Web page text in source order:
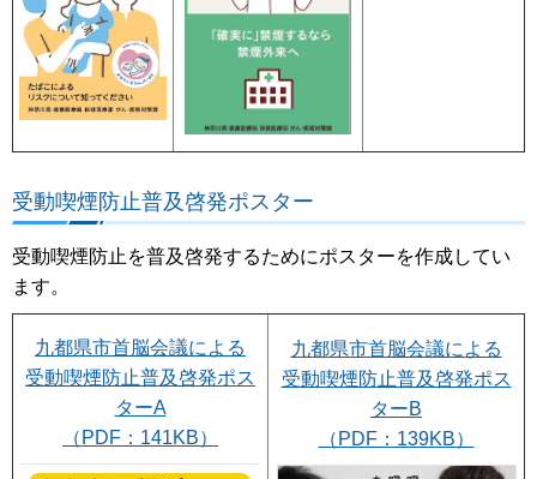
受動喫煙防止普及啓発ポスター
受動喫煙防止を普及啓発するためにポスターを作成してい
ます。
九都県市首脳会議による
受動喫煙防止普及啓発ポス
ターA
（PDF：141KB）
九都県市首脳会議による
受動喫煙防止普及啓発ポス
ターB
（PDF：139KB）